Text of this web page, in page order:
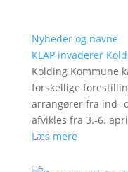
Nyheder og navne
KLAP invaderer
Kolding Kommune
forskellige
arrangører fra ind-
afvikles fra 3.-6.
Læs mere